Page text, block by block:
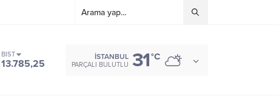
BIST
13.785,25
İSTANBUL
PARÇALI BULUTLU 31°C